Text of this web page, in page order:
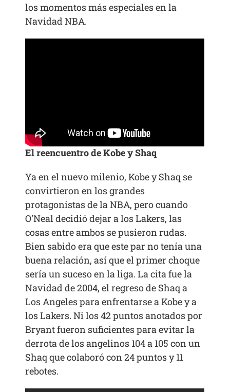
los momentos más especiales en la
Navidad NBA.
El reencuentro de Kobe y Shaq
Ya en el nuevo milenio, Kobe y Shaq se
convirtieron en los grandes
protagonistas de la NBA, pero cuando
O’Neal decidió dejar a los Lakers, las
cosas entre ambos se pusieron rudas.
Bien sabido era que este par no tenía una
buena relación, así que el primer choque
sería un suceso en la liga. La cita fue la
Navidad de 2004, el regreso de Shaq a
Los Angeles para enfrentarse a Kobe y a
los Lakers. Ni los 42 puntos anotados por
Bryant fueron suficientes para evitar la
derrota de los angelinos 104 a 105 con un
Shaq que colaboró con 24 puntos y 11
rebotes.